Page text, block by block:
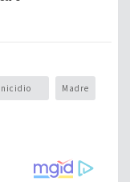
Madre